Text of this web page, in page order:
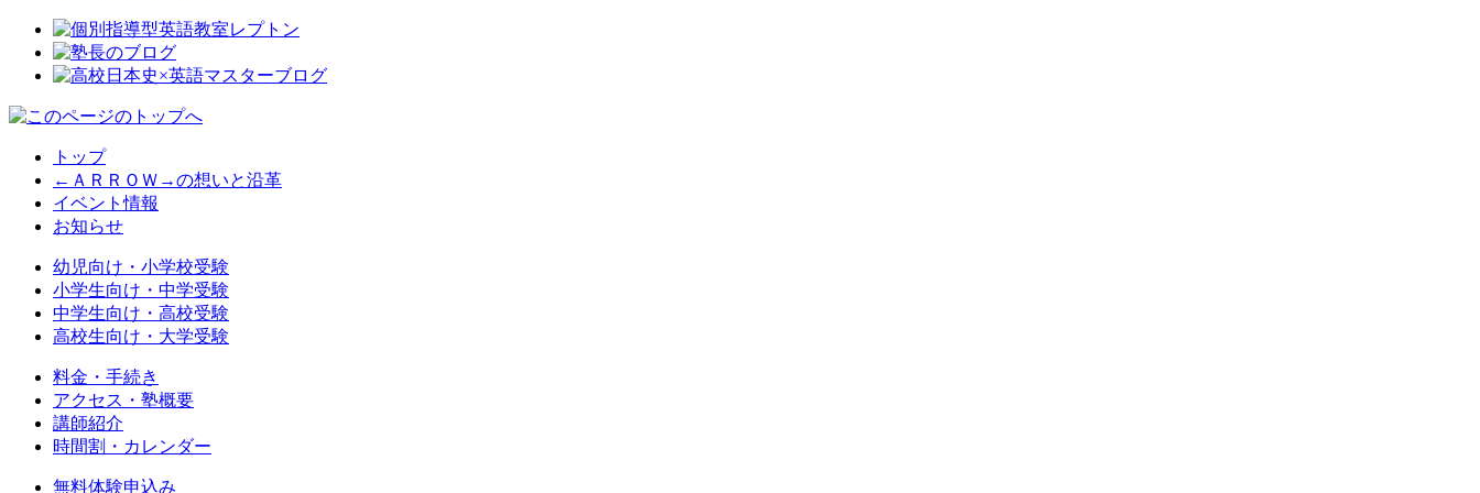
トップ
←ＡＲＲＯＷ→の想いと沿革
イベント情報
お知らせ
幼児向け・小学校受験
小学生向け・中学受験
中学生向け・高校受験
高校生向け・大学受験
料金・手続き
アクセス・塾概要
講師紹介
時間割・カレンダー
無料体験申込み